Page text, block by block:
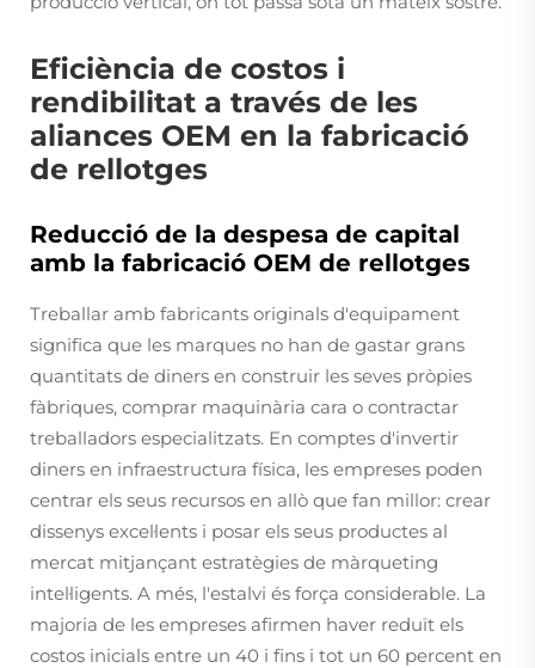
Eficiència de costos i
rendibilitat a través de les
aliances OEM en la fabricació
de rellotges
Reducció de la despesa de capital
amb la fabricació OEM de rellotges
Treballar amb fabricants originals d'equipament
significa que les marques no han de gastar grans
quantitats de diners en construir les seves pròpies
fàbriques, comprar maquinària cara o contractar
treballadors especialitzats. En comptes d'invertir
diners en infraestructura física, les empreses poden
centrar els seus recursos en allò que fan millor: crear
dissenys excel·lents i posar els seus productes al
mercat mitjançant estratègies de màrqueting
intel·ligents. A més, l'estalvi és força considerable. La
majoria de les empreses afirmen haver reduït els
costos inicials entre un 40 i fins i tot un 60 percent en